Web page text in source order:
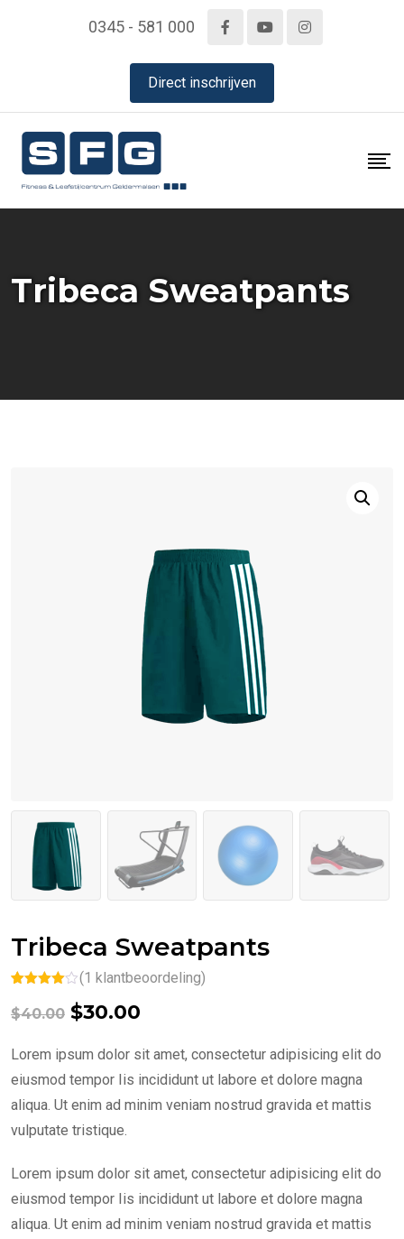
0345 - 581 000
Direct inschrijven
Tribeca Sweatpants
Tribeca Sweatpants
g 4.00 op
5
d op
klantbeoor
deling
(1 klantbeoordeling)
$40.00 Oorspronkelijke
was:
$40.00.
$30.00
is:
$30.00.
Lorem ipsum dolor sit amet, consectetur adipisicing elit do
eiusmod tempor Iis incididunt ut labore et dolore magna
aliqua. Ut enim ad minim veniam nostrud gravida et mattis
vulputate tristique.
Lorem ipsum dolor sit amet, consectetur adipisicing elit do
eiusmod tempor Iis incididunt ut labore et dolore magna
aliqua. Ut enim ad minim veniam nostrud gravida et mattis